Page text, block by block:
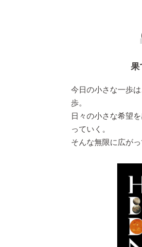
果
今日の小さな一歩
歩。
日々の小さな希望
っていく。
そんな無限に広が